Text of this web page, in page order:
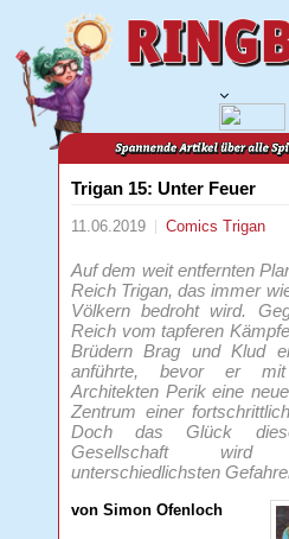
Trigan 15: Unter Feuer
11.06.2019 ComicsTrigan
Auf dem weit entfernten
Reich Trigan, das immer
Völkern bedroht wird.
Reich vom tapferen
Brüdern Brag und Klud
anführte, bevor er mit
Architekten Perik eine
Zentrum einer
Doch das Glück
Gesellschaft wird
unterschiedlichsten
von Simon Ofenloch